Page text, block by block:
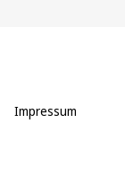
Impressum